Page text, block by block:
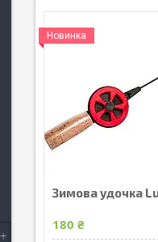
Новинка
Зимова удочка
180 ₴